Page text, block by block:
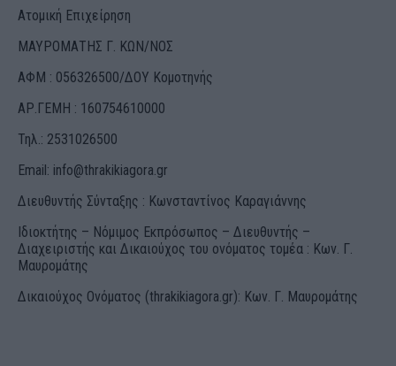
Ατομική Επιχείρηση
ΜΑΥΡΟΜΑΤΗΣ Γ. ΚΩΝ/ΝΟΣ
ΑΦΜ : 056326500/ΔOΥ Κομοτηνής
ΑΡ.ΓΕΜΗ : 160754610000
Τηλ.: 2531026500
Email: info@thrakikiagora.gr
Διευθυντής Σύνταξης : Κωνσταντίνος Καραγιάννης
Ιδιοκτήτης – Νόμιμος Εκπρόσωπος – Διευθυντής –
Διαχειριστής και Δικαιούχος του ονόματος τομέα : Κων. Γ.
Μαυρομάτης
Δικαιούχος Ονόματος (thrakikiagora.gr): Κων. Γ. Μαυρομάτης